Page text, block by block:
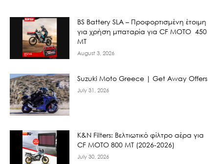
BS Battery SLA – Προφορτισμένη έτοιμη
για χρήση μπαταρία για CF MOTO 450
MT
August 3, 2026
Suzuki Moto Greece | Get Away Offers
July 31, 2026
K&N Filters: Βελτιωτικό φίλτρο αέρα για
CF ΜΟΤΟ 800 ΜΤ (2026-2026)
July 30, 2026